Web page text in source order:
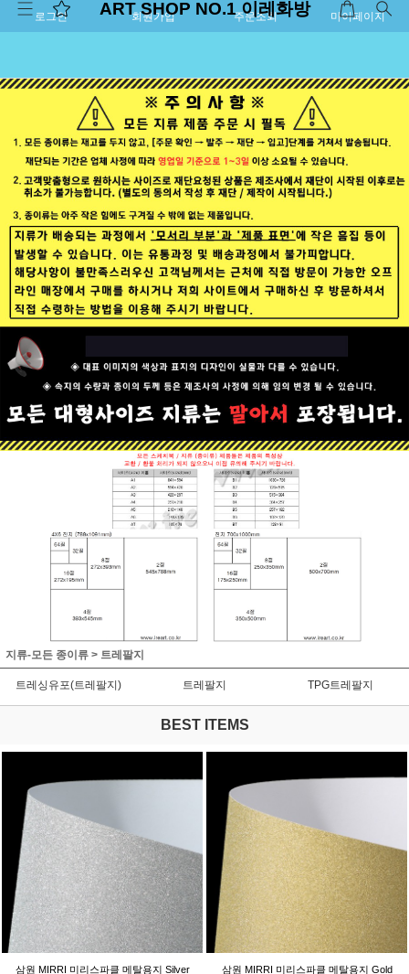
로그인 회원가입 주문조회 마이페이지
ART SHOP NO.1 이레화방
지류-모든 종이류 > 트레팔지
트레싱유포(트레팔지) 트레팔지 TPG트레팔지
BEST ITEMS
삼원 MIRRI 미리스파클 메탈용지 Silver
삼원 MIRRI 미리스파클 메탈용지 Gold